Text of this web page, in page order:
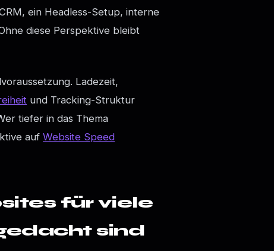
ein Headless-Setup, interne
diese Perspektive bleibt
Ladezeit,
und Tracking-Struktur
tiefer in das Thema
aufWebsite Speed
für viele
sind